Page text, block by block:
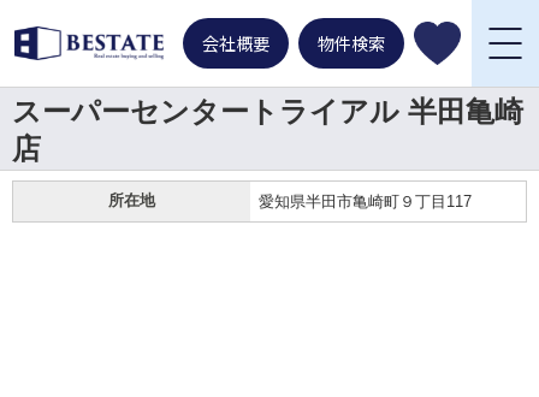
会社概要 物件検索
スーパーセンタートライアル 半田亀崎
店
所在地 愛知県半田市亀崎町９丁目117